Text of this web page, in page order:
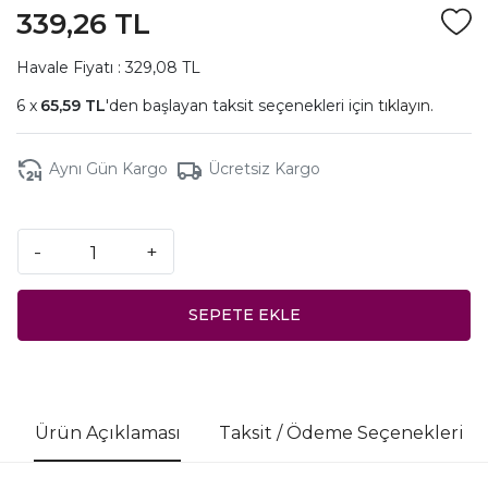
339,26 TL
Havale Fiyatı : 329,08 TL
65,59 TL'den başlayan taksit seçenekleri için tıklayın.
Aynı Gün Kargo Ücretsiz Kargo
- +
SEPETE EKLE
Ürün Açıklaması Taksit / Ödeme Seçenekleri